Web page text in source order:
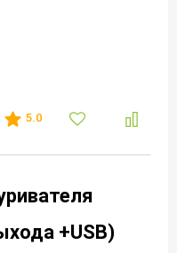
5.0
+USB)